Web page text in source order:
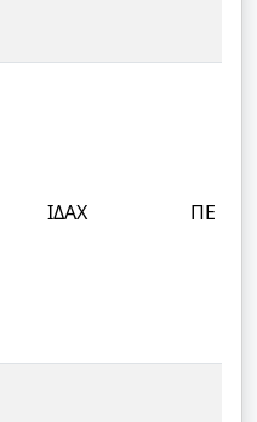
ΙΔΑΧ ΠΕ